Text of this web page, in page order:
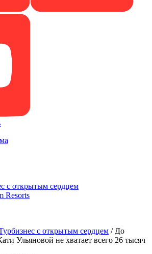
с открытым сердцем
Resorts
с открытым сердцем / До
Ульяновой не хватает всего 26 тысяч